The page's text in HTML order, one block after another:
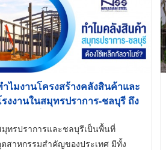
ไมงานโครงสร้างคลังสินค้าและ
งงานในสมุทรปราการ-ชลบุรี ถึง
มุทรปราการและชลบุรีเป็นพื้นที่
ตสาหกรรมสำคัญของประเทศ มีทั้ง